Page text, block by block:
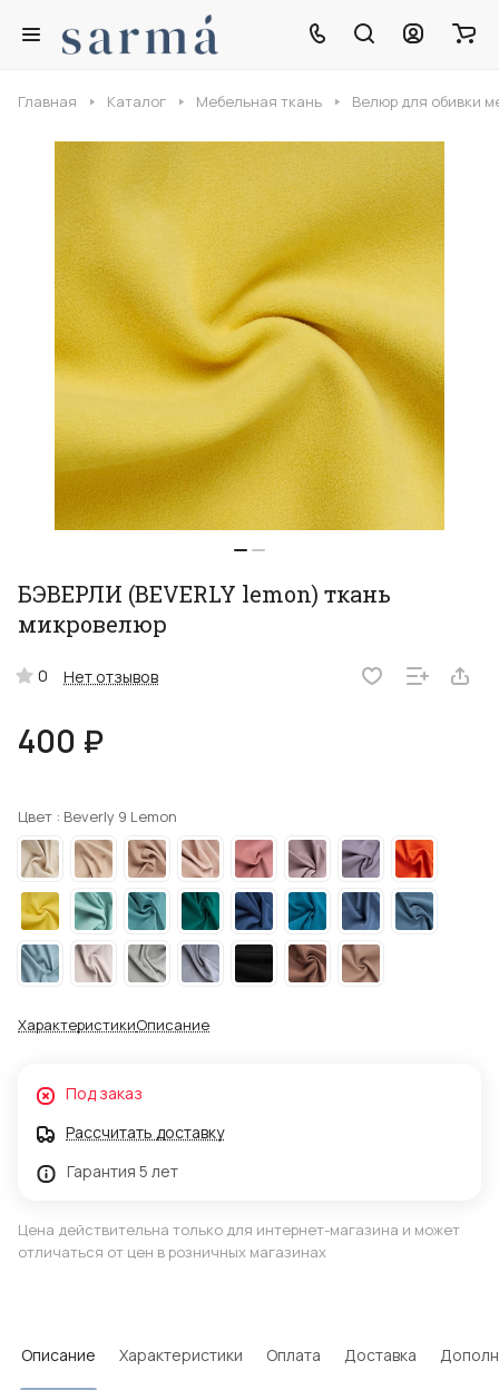
Главная Каталог Мебельная ткань Велюр для обивки
БЭВЕРЛИ (BEVERLY lemon) ткань
микровелюр
0 Нет отзывов
400 ₽
Цвет : Beverly 9 Lemon
ХарактеристикиОписание
Под заказ
Рассчитать доставку
Гарантия 5 лет
Цена действительна только для интернет-магазина и может
отличаться от цен в розничных магазинах
Описание Характеристики Оплата Доставка